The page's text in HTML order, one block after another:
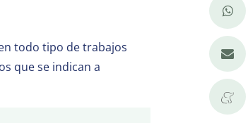
todo tipo de trabajos
que se indican a